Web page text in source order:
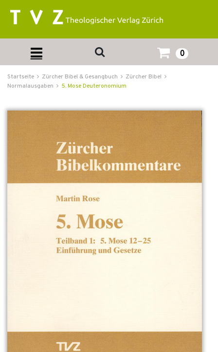
0
Startseite Zürcher Bibel & Gesangbuch
Zürcher Bibel
Normalausgaben
5. Mose Deuteronomium